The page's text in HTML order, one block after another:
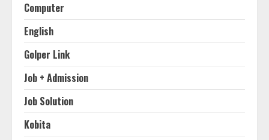
Computer
English
Golper Link
Job + Admission
Job Solution
Kobita